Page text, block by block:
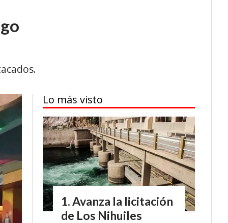
Lo más visto
Avanza la licitación
de Los Nihuiles